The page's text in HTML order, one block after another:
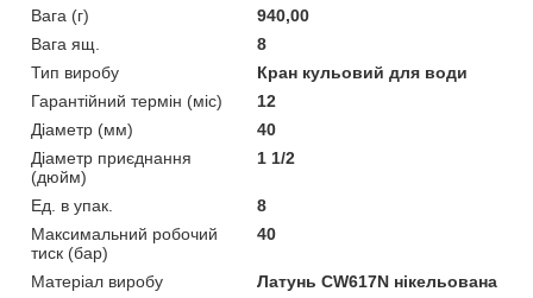
Вага (г)
940,00
Вага ящ.
8
Тип виробу
Кран кульовий для води
Гарантійний термін (міс)
12
Діаметр (мм)
40
Діаметр приєднання
(дюйм)
1 1/2
Ед. в упак.
8
Максимальний робочий
тиск (бар)
40
Матеріал виробу
Латунь CW617N нікельована